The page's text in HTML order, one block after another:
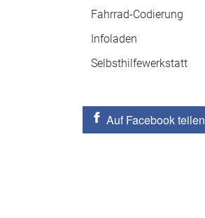
Fahrrad-Codierung
Infoladen
Selbsthilfewerkstatt
Auf Facebook teilen